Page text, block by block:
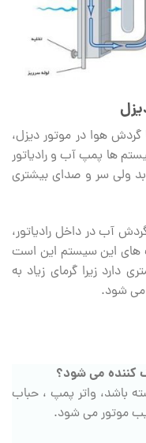
هوا در موتور دیزل،
ها پمپ آب و رادیاتور
ولی سر و صدای بیشتری
آب در داخل رادیاتور،
های این سیستم این است
دارد زیرا گرمای زیاد به
می شود.
کننده می شود؟
باشد، واتر پمپ ، حباب
موتور می شود.